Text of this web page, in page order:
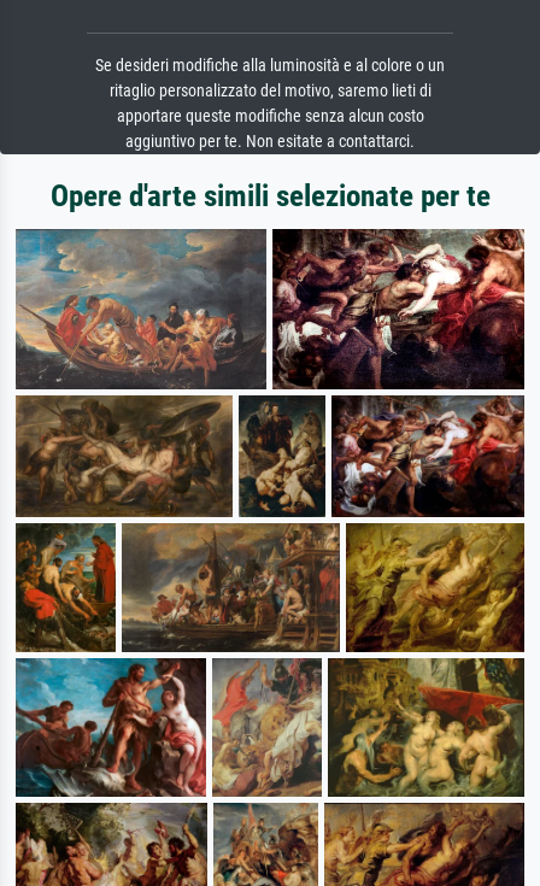
Se desideri modifiche alla luminosità e al colore o un
ritaglio personalizzato del motivo, saremo lieti di
apportare queste modifiche senza alcun costo
aggiuntivo per te. Non esitate a contattarci.
Opere d'arte simili selezionate per te